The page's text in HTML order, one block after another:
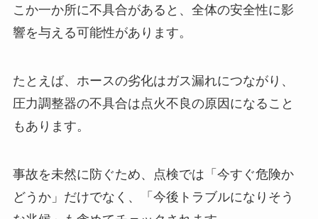
こか一か所に不具合があると、全体の安全性に影
響を与える可能性があります。
たとえば、ホースの劣化はガス漏れにつながり、
圧力調整器の不具合は点火不良の原因になること
もあります。
事故を未然に防ぐため、点検では「今すぐ危険か
どうか」だけでなく、「今後トラブルになりそう